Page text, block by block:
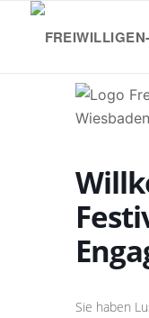
Sie haben